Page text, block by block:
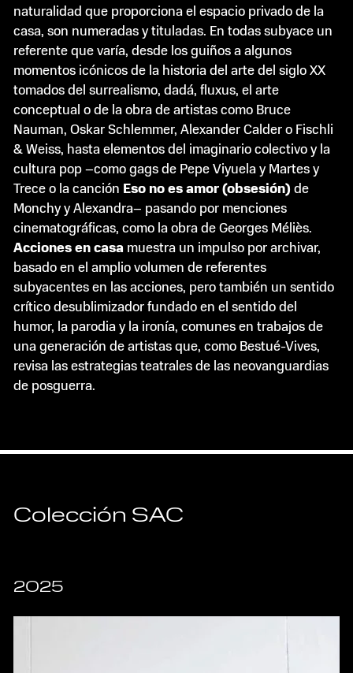
naturalidad que proporciona el espacio privado de la
casa, son numeradas y tituladas. En todas subyace un
referente que varía, desde los guiños a algunos
momentos icónicos de la historia del arte del siglo XX
tomados del surrealismo, dadá, fluxus, el arte
conceptual o de la obra de artistas como Bruce
Nauman, Oskar Schlemmer, Alexander Calder o Fischli
& Weiss, hasta elementos del imaginario colectivo y la
cultura pop –como gags de Pepe Viyuela y Martes y
Trece o la canción Eso no es amor (obsesión) de
Monchy y Alexandra– pasando por menciones
cinematográficas, como la obra de Georges Méliès.
Acciones en casa muestra un impulso por archivar,
basado en el amplio volumen de referentes
subyacentes en las acciones, pero también un sentido
crítico desublimizador fundado en el sentido del
humor, la parodia y la ironía, comunes en trabajos de
una generación de artistas que, como Bestué-Vives,
revisa las estrategias teatrales de las neovanguardias
de posguerra.
Colección SAC
2025